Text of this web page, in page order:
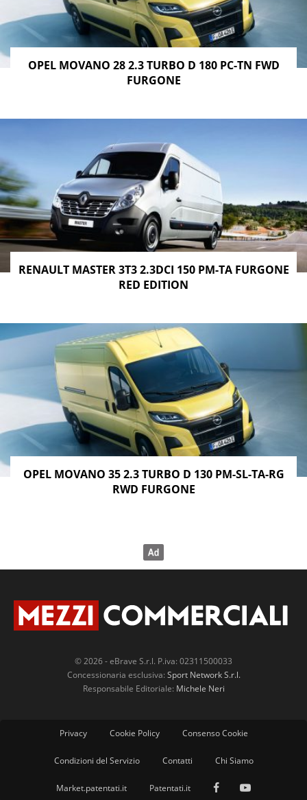
OPEL MOVANO 28 2.3 TURBO D 180 PC-TN FWD
FURGONE
RENAULT MASTER 3T3 2.3DCI 150 PM-TA FURGONE
RED EDITION
OPEL MOVANO 35 2.3 TURBO D 130 PM-SL-TA-RG
RWD FURGONE
© 2026 - eBrave S.r.l. P.iva: 02311500033
Concessionaria esclusiva: Sport Network S.r.l.
Responsabile Editoriale: Michele Neri
Privacy Cookie Policy Consenso Cookie
Condizioni del Servizio Contatti Chi Siamo
Market.patentati.it Patentati.it